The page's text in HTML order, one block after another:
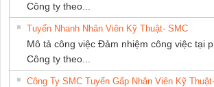
Công ty theo...
Tuyển Nhanh Nhân Viên Kỹ Thuật- SMC
Mô tả công việc Đảm nhiệm công việc tại
Công ty theo...
Công Ty SMC Tuyển Gấp Nhân Viên Kỹ